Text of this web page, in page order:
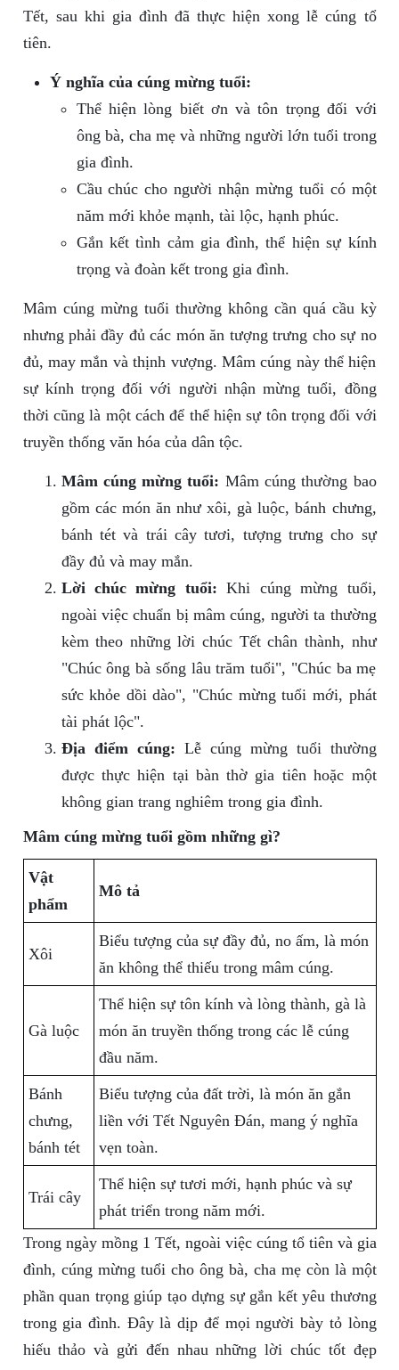
Tết, sau khi gia đình đã thực hiện xong lễ cúng tổ
tiên.
Ý nghĩa của cúng mừng tuổi:
Thể hiện lòng biết ơn và tôn trọng đối với
ông bà, cha mẹ và những người lớn tuổi trong
gia đình.
Cầu chúc cho người nhận mừng tuổi có một
năm mới khỏe mạnh, tài lộc, hạnh phúc.
Gắn kết tình cảm gia đình, thể hiện sự kính
trọng và đoàn kết trong gia đình.
Mâm cúng mừng tuổi thường không cần quá cầu kỳ
nhưng phải đầy đủ các món ăn tượng trưng cho sự no
đủ, may mắn và thịnh vượng. Mâm cúng này thể hiện
sự kính trọng đối với người nhận mừng tuổi, đồng
thời cũng là một cách để thể hiện sự tôn trọng đối với
truyền thống văn hóa của dân tộc.
Mâm cúng mừng tuổi: Mâm cúng thường bao
gồm các món ăn như xôi, gà luộc, bánh chưng,
bánh tét và trái cây tươi, tượng trưng cho sự
đầy đủ và may mắn.
Lời chúc mừng tuổi: Khi cúng mừng tuổi,
ngoài việc chuẩn bị mâm cúng, người ta thường
kèm theo những lời chúc Tết chân thành, như
"Chúc ông bà sống lâu trăm tuổi", "Chúc ba mẹ
sức khỏe dồi dào", "Chúc mừng tuổi mới, phát
tài phát lộc".
Địa điểm cúng: Lễ cúng mừng tuổi thường
được thực hiện tại bàn thờ gia tiên hoặc một
không gian trang nghiêm trong gia đình.
Mâm cúng mừng tuổi gồm những gì?
Vật
phẩm
Mô tả
Xôi
Biểu tượng của sự đầy đủ, no ấm, là món
ăn không thể thiếu trong mâm cúng.
Gà luộc
Thể hiện sự tôn kính và lòng thành, gà là
món ăn truyền thống trong các lễ cúng
đầu năm.
Bánh
chưng,
bánh tét
Biểu tượng của đất trời, là món ăn gắn
liền với Tết Nguyên Đán, mang ý nghĩa
vẹn toàn.
Trái cây
Thể hiện sự tươi mới, hạnh phúc và sự
phát triển trong năm mới.
Trong ngày mồng 1 Tết, ngoài việc cúng tổ tiên và gia
đình, cúng mừng tuổi cho ông bà, cha mẹ còn là một
phần quan trọng giúp tạo dựng sự gắn kết yêu thương
trong gia đình. Đây là dịp để mọi người bày tỏ lòng
hiếu thảo và gửi đến nhau những lời chúc tốt đẹp